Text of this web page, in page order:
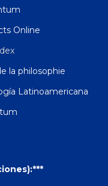
Online
la philosophie
Latinoamericana